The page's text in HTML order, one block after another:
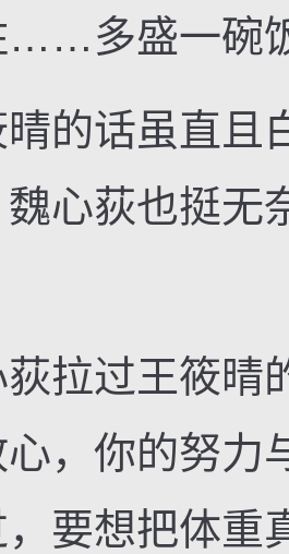
……多盛一碗
话虽直且
心荻也挺无
过王筱晴的
心，你的努力
要想把体重